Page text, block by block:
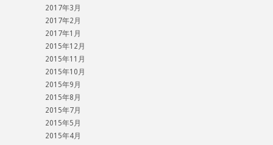
2017年3月
2017年2月
2017年1月
2015年12月
2015年11月
2015年10月
2015年9月
2015年8月
2015年7月
2015年5月
2015年4月